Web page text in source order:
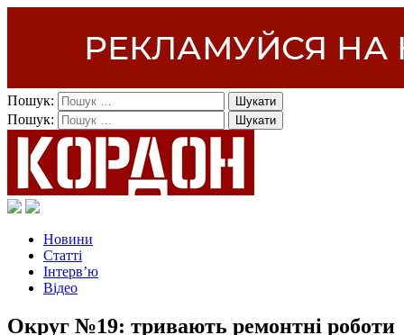
Пошук:
Пошук:
Новини
Статті
Інтерв’ю
Відео
Округ №19: тривають ремонтні роботи